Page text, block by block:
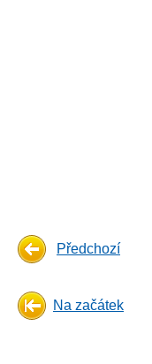
Předchozí
Na začátek